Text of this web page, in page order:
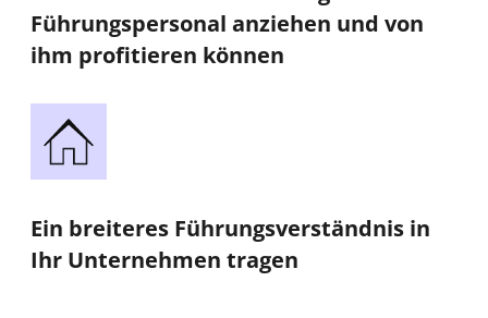
Führungspersonal anziehen und von
ihm profitieren können
Ein breiteres Führungsverständnis in
Ihr Unternehmen tragen